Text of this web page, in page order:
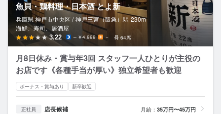
魚貝・鶏料理・日本酒 とよ新
兵庫県 神戸市中央区 / 神戸三宮（阪急） 駅 230m
海鮮、寿司、居酒屋
3.22 ～￥4,999 － 64席
月8日休み・賞与年3回 スタッフ一人ひとりが主役の
お店です《各種手当が厚い》独立希望者も歓迎
ボーナス・賞与あり 新卒歓迎
正社員 店長候補 月給： 35万円〜45万円